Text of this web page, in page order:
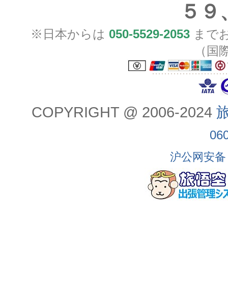
５９
※日本からは 050-5529-2053 まで
（国
COPYRIGHT @ 2006-2024
沪公网安